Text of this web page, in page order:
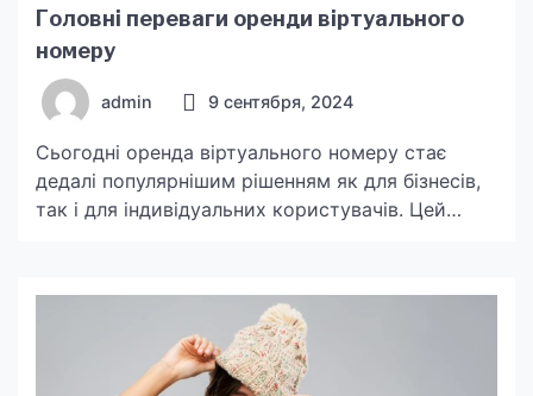
Головні переваги оренди віртуального
номеру
admin 9 сентября, 2024
Сьогодні оренда віртуального номеру стає
дедалі популярнішим рішенням як для бізнесів,
так і для індивідуальних користувачів. Цей
робочі процеси. У цій статті ми розглянемо
ключові переваги, які відкриває оренда
віртуального номера. Мобільність та гнучкість
Оренда віртуального номера дає змогу